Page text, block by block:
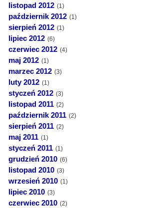
listopad 2012 (1)
październik 2012 (1)
sierpień 2012 (1)
lipiec 2012 (6)
czerwiec 2012 (4)
maj 2012 (1)
marzec 2012 (3)
luty 2012 (1)
styczeń 2012 (3)
listopad 2011 (2)
październik 2011 (2)
sierpień 2011 (2)
maj 2011 (1)
styczeń 2011 (1)
grudzień 2010 (6)
listopad 2010 (3)
wrzesień 2010 (1)
lipiec 2010 (3)
czerwiec 2010 (2)